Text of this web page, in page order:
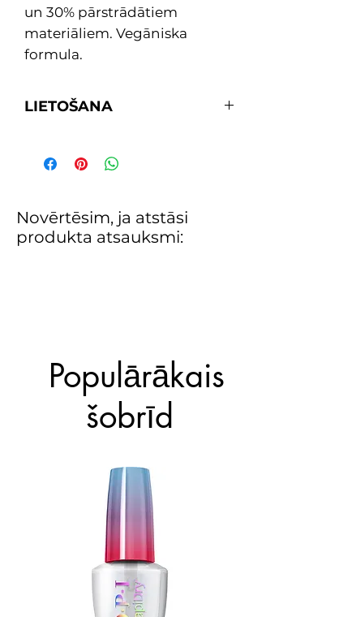
un 30% pārstrādātiem
materiāliem. Vegāniska
formula.
LIETOŠANA
kutikulas optimālai saķerei.
Rūpīgi sakrati nagu laku, lai
Uzklāj 1 plānu RapiDry™ nagu
lakas kārtu un nosedziet brīvo
naga malu. PADOMS! Izmanto
Novērtēsim, ja atstāsi
produkta atsauksmi:
Populārākais
šobrīd